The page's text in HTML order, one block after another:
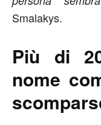
Smalakys.
Più di
nome